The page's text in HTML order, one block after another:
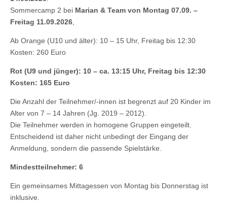
Sommercamp 2 bei Marian & Team von Montag 07.09. –
Freitag 11.09.2026,
Ab Orange (U10 und älter): 10 – 15 Uhr, Freitag bis 12:30
Kosten: 260 Euro
Rot (U9 und jünger): 10 – ca. 13:15 Uhr, Freitag bis 12:30
Kosten: 165 Euro
Die Anzahl der Teilnehmer/-innen ist begrenzt auf 20 Kinder im
Alter von 7 – 14 Jahren (Jg. 2019 – 2012).
Die Teilnehmer werden in homogene Gruppen eingeteilt.
Entscheidend ist daher nicht unbedingt der Eingang der
Anmeldung, sondern die passende Spielstärke.
Mindestteilnehmer: 6
Ein gemeinsames Mittagessen von Montag bis Donnerstag ist
inklusive.